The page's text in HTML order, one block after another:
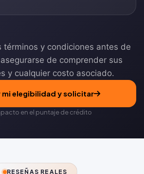
términos y condiciones antes de
de comprender sus
y cualquier costo asociado.
mi elegibilidad y solicitar
en el puntaje de crédito
RESEÑAS REALES